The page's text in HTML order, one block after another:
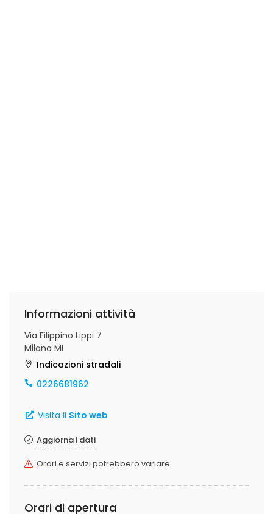
Informazioni attività
Via Filippino Lippi 7
Milano MI
Indicazioni stradali
0226681962
Visita il Sito web
Aggiorna i dati
Orari e servizi potrebbero variare
Orari di apertura